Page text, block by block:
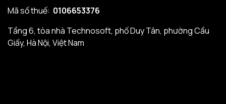
Mã số thuế: 0106653376
Tầng 6, tòa nhà Technosoft, phố Duy Tân, phường Cầu
Giấy, Hà Nội, Việt Nam